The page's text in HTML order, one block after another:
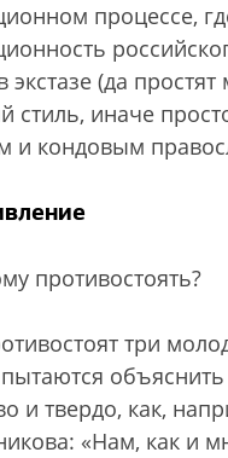
процессе,
экстазе (да
стиль, иначе
и кондовым
противостоять?
три
и твердо, как,
«Нам, как и